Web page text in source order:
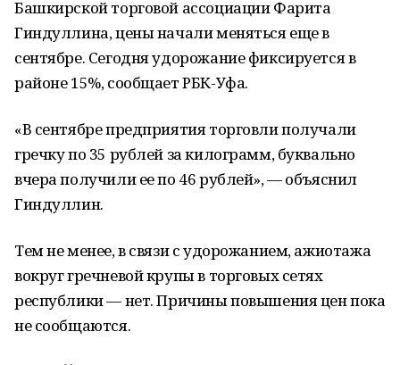
Башкирской торговой ассоциации Фарита
Гиндуллина, цены начали меняться еще в
сентябре. Сегодня удорожание фиксируется в
районе 15%, сообщает РБК-Уфа.
«В сентябре предприятия торговли получали
гречку по 35 рублей за килограмм, буквально
вчера получили ее по 46 рублей», — объяснил
Гиндуллин.
Тем не менее, в связи с удорожанием, ажиотажа
вокруг гречневой крупы в торговых сетях
республики — нет. Причины повышения цен пока
не сообщаются.